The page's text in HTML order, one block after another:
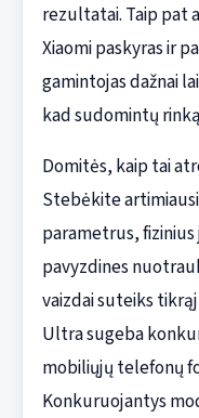
rezultatai. Taip pat
Xiaomi paskyras ir
gamintojas dažnai
kad sudomintų
Domitės, kaip tai
Stebėkite
parametrus,
pavyzdines
vaizdai suteiks
Ultra sugeba
mobiliųjų telefonų
Konkuruojantys